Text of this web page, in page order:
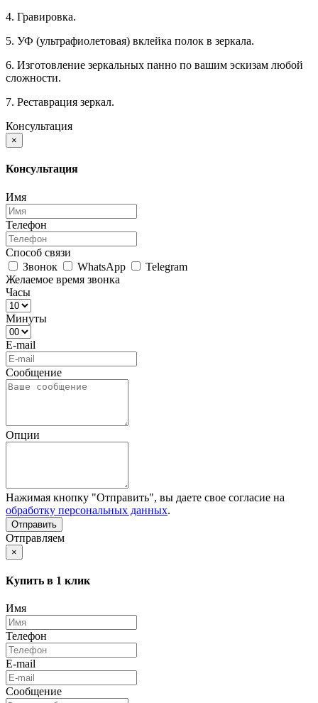
4. Гравировка.
5. УФ (ультрафиолетовая) вклейка полок в зеркала.
6. Изготовление зеркальных панно по вашим эскизам любой
сложности.
7. Реставрация зеркал.
Консультация
×
Консультация
Имя
Телефон
Способ связи
Звонок
WhatsApp
Telegram
Желаемое время звонка
Часы
Минуты
E-mail
Сообщение
Опции
Нажимая кнопку "Отправить", вы даете свое согласие на
обработку персональных данных.
Отправляем
×
Купить в 1 клик
Имя
Телефон
E-mail
Сообщение